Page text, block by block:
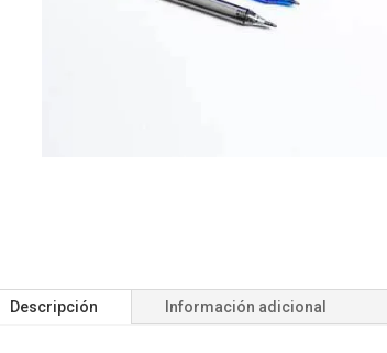
Descripción Información adicional